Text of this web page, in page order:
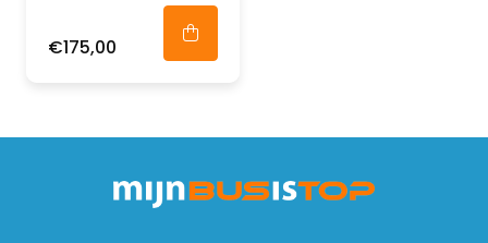
€175,00